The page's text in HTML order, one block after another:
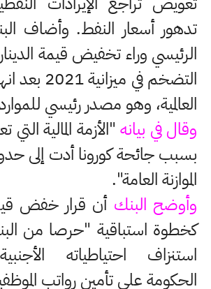
تدهور أسعار النفط. وأضاف
الرئيسي وراء تخفيض قيمة
التضخم في
العالمية، وهو مصدر رئيسي للموارد
وقال في بيانه "الأزمة المالية
بسبب جائحة كورونا أدت إلى
الموازنة العامة".
وأوضح البنك أن قرار خفض
كخطوة استباقية "حرصا من
استنزاف احتياطياته
الحكومة على تأمين رواتب